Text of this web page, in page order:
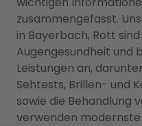
zusammengefasst.
in Bayerbach, Rott
Augengesundheit und
Leistungen an,
Sehtests, Brillen- und
sowie die Behandlung
verwenden